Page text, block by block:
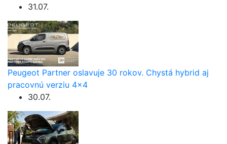
31.07.
Peugeot Partner oslavuje 30 rokov. Chystá hybrid aj
pracovnú verziu 4×4
30.07.